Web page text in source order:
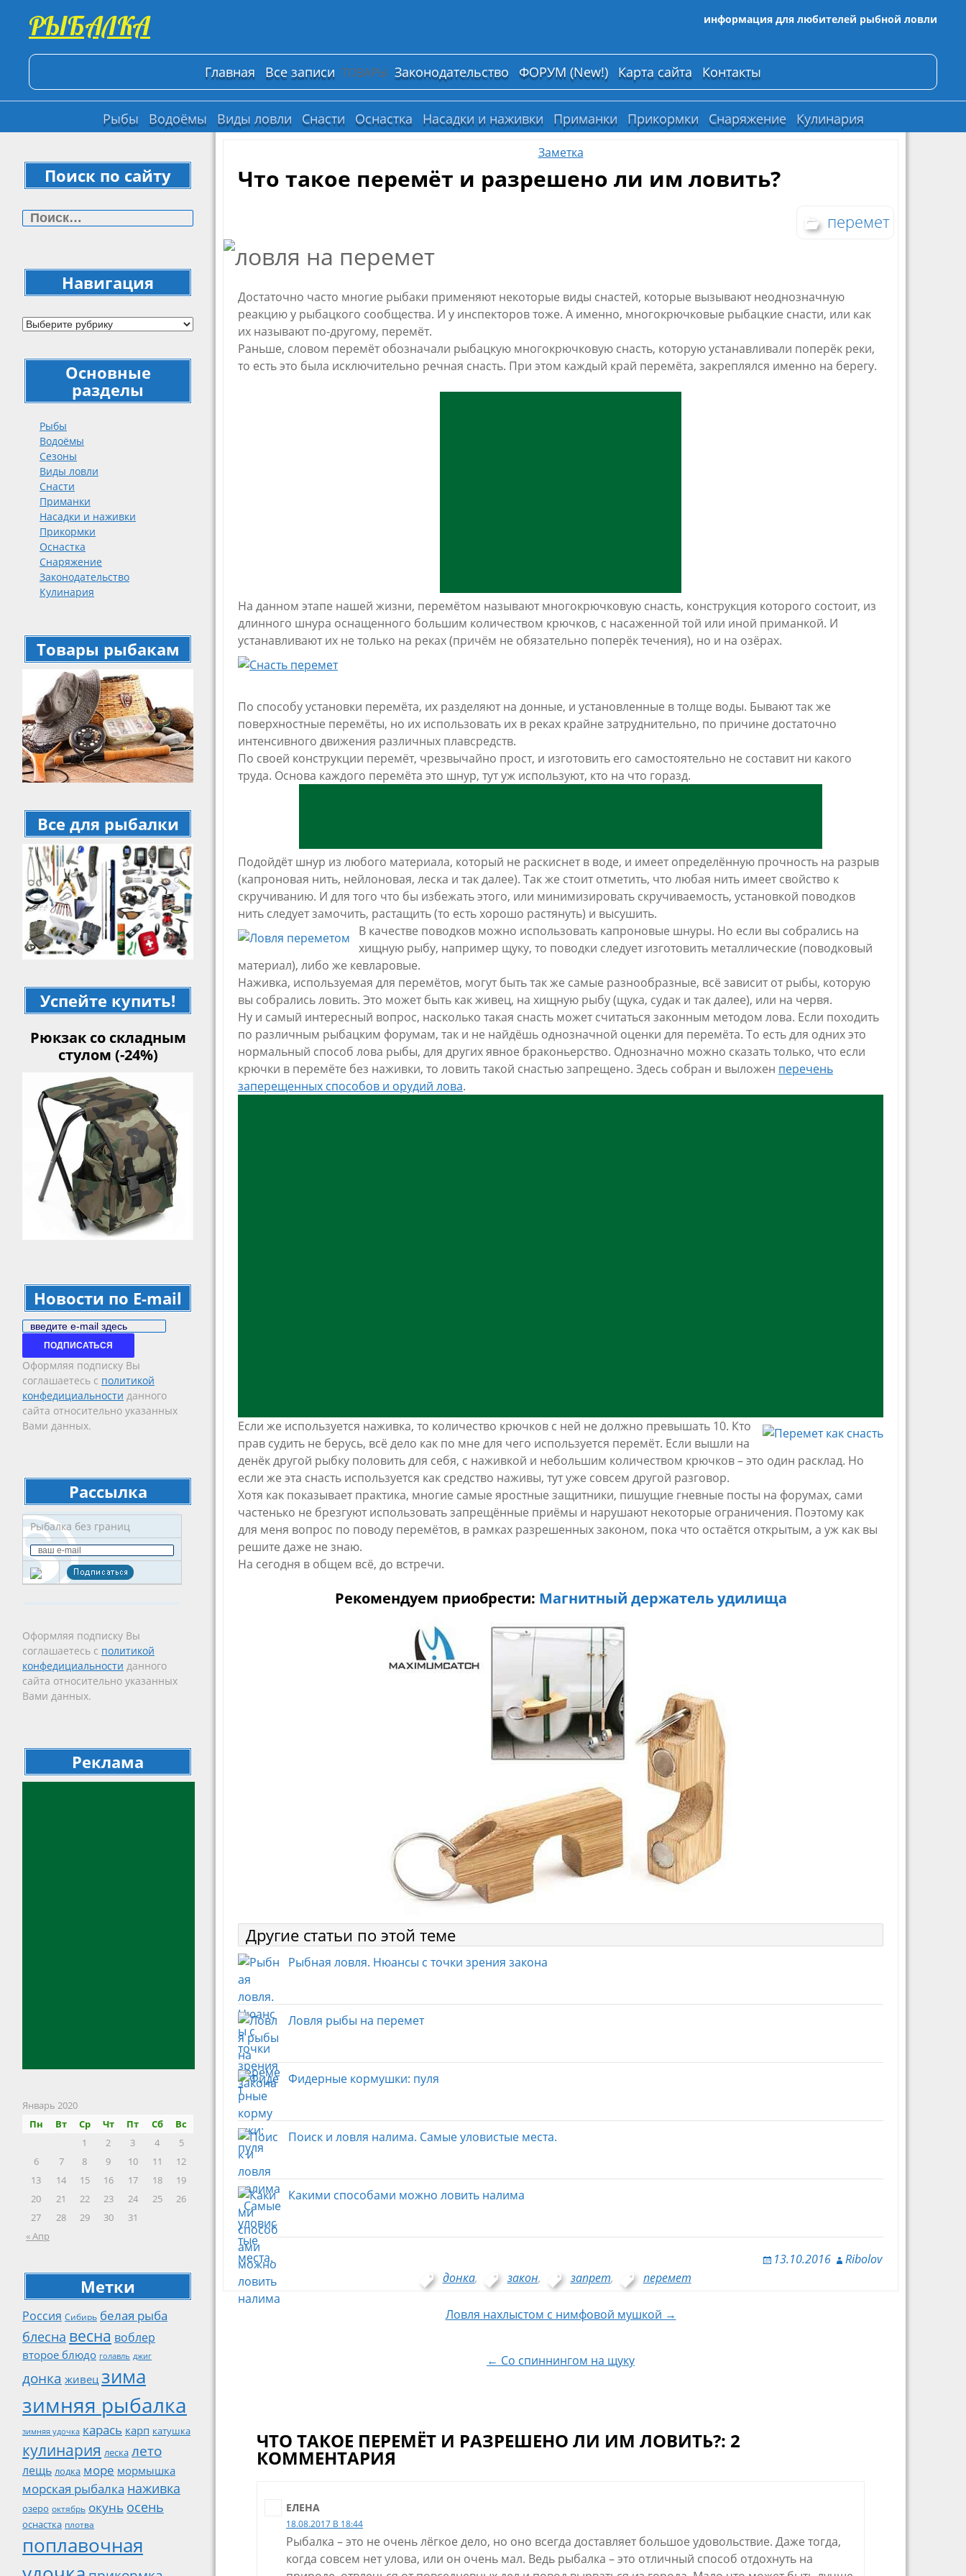
РЫБАЛКА информация для любителей рыбной ловли
Главная Все записи ТОВАРЫ Законодательство ФОРУМ (New!) Карта сайта Контакты
Рыбы Водоёмы Виды ловли Снасти Оснастка Насадки и наживки Приманки Прикормки Снаряжение Кулинария
Поиск по сайту
Навигация
Основные
разделы
Рыбы
Водоёмы
Сезоны
Виды ловли
Снасти
Приманки
Насадки и наживки
Прикормки
Оснастка
Снаряжение
Законодательство
Кулинария
Товары рыбакам
Все для рыбалки
Успейте купить!
Рюкзак со складным
стулом (-24%)
Новости по E-mail
Email
Subscription
ПОДПИСАТЬСЯ
Оформляя подписку Вы
соглашаетесь с политикой
конфедициальности данного
сайта относительно указанных
Вами данных.
Рассылка
Рыбалка без границ
Оформляя подписку Вы
соглашаетесь с политикой
конфедициальности данного
сайта относительно указанных
Вами данных.
Реклама
Январь 2020
Пн
Вт Ср Чт Пт Сб Вс
« Апр
1 2 3 4
5
6
7 8 9 10 11
12
13
14 15 16 17 18
19
20
21 22 23 24 25
26
27
28 29 30 31
Метки
Россия Сибирь белая рыба
блесна весна воблер
второе блюдо голавль джиг
донка живец зима
зимняя рыбалка
зимняя удочка карась карп катушка
кулинария леска лето
лещь лодка море мормышка
морская рыбалка наживка
озеро октябрь окунь осень
оснастка плотва
поплавочная
Заметка
Что такое перемёт и разрешено ли им ловить?
перемет
Достаточно часто многие рыбаки применяют некоторые виды снастей, которые вызывают неоднозначную
реакцию у рыбацкого сообщества. И у инспекторов тоже. А именно, многокрючковые рыбацкие снасти, или как
их называют по-другому, перемёт.
Раньше, словом перемёт обозначали рыбацкую многокрючковую снасть, которую устанавливали поперёк реки,
то есть это была исключительно речная снасть. При этом каждый край перемёта, закреплялся именно на берегу.
На данном этапе нашей жизни, перемётом называют многокрючковую снасть, конструкция которого состоит, из
длинного шнура оснащенного большим количеством крючков, с насаженной той или иной приманкой. И
устанавливают их не только на реках (причём не обязательно поперёк течения), но и на озёрах.
По способу установки перемёта, их разделяют на донные, и установленные в толще воды. Бывают так же
поверхностные перемёты, но их использовать их в реках крайне затруднительно, по причине достаточно
интенсивного движения различных плавсредств.
По своей конструкции перемёт, чрезвычайно прост, и изготовить его самостоятельно не составит ни какого
труда. Основа каждого перемёта это шнур, тут уж используют, кто на что горазд.
Подойдёт шнур из любого материала, который не раскиснет в воде, и имеет определённую прочность на разрыв
(капроновая нить, нейлоновая, леска и так далее). Так же стоит отметить, что любая нить имеет свойство к
скручиванию. И для того что бы избежать этого, или минимизировать скручиваемость, установкой поводков
нить следует замочить, растащить (то есть хорошо растянуть) и высушить.
В качестве поводков можно использовать капроновые шнуры. Но если вы собрались на
хищную рыбу, например щуку, то поводки следует изготовить металлические (поводковый
материал), либо же кевларовые.
Наживка, используемая для перемётов, могут быть так же самые разнообразные, всё зависит от рыбы, которую
вы собрались ловить. Это может быть как живец, на хищную рыбу (щука, судак и так далее), или на червя.
Ну и самый интересный вопрос, насколько такая снасть может считаться законным методом лова. Если походить
по различным рыбацким форумам, так и не найдёшь однозначной оценки для перемёта. То есть для одних это
нормальный способ лова рыбы, для других явное браконьерство. Однозначно можно сказать только, что если
крючки в перемёте без наживки, то ловить такой снастью запрещено. Здесь собран и выложен перечень
заперещенных способов и орудий лова.
Если же используется наживка, то количество крючков с ней не должно превышать 10. Кто
прав судить не берусь, всё дело как по мне для чего используется перемёт. Если вышли на
денёк другой рыбку половить для себя, с наживкой и небольшим количеством крючков – это один расклад. Но
если же эта снасть используется как средство наживы, тут уже совсем другой разговор.
Хотя как показывает практика, многие самые яростные защитники, пишущие гневные посты на форумах, сами
частенько не брезгуют использовать запрещённые приёмы и нарушают некоторые ограничения. Поэтому как
для меня вопрос по поводу перемётов, в рамках разрешенных законом, пока что остаётся открытым, а уж как вы
решите даже не знаю.
На сегодня в общем всё, до встречи.
Рекомендуем приобрести: Магнитный держатель удилища
Другие статьи по этой теме
Рыбная ловля. Нюансы с точки зрения закона
Ловля рыбы на перемет
Фидерные кормушки: пуля
Поиск и ловля налима. Самые уловистые места.
Какими способами можно ловить налима
13.10.2016
Ribolov
донка, закон, запрет, перемет
Ловля нахлыстом с нимфовой мушкой →
← Со спиннингом на щуку
ЧТО ТАКОЕ ПЕРЕМЁТ И РАЗРЕШЕНО ЛИ ИМ ЛОВИТЬ?: 2
КОММЕНТАРИЯ
ЕЛЕНА
18.08.2017 В 18:44
Рыбалка – это не очень лёгкое дело, но оно всегда доставляет большое удовольствие. Даже тогда,
когда совсем нет улова, или он очень мал. Ведь рыбалка – это отличный способ отдохнуть на